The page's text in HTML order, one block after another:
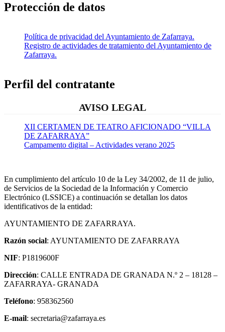
Protección de datos
Política de privacidad del Ayuntamiento de Zafarraya.
Registro de actividades de tratamiento del Ayuntamiento de
Zafarraya.
Perfil del contratante
AVISO LEGAL
XII CERTAMEN DE TEATRO AFICIONADO “VILLA
DE ZAFARRAYA”
Campamento digital – Actividades verano 2025
En cumplimiento del artículo 10 de la Ley 34/2002, de 11 de julio,
de Servicios de la Sociedad de la Información y Comercio
Electrónico (LSSICE) a continuación se detallan los datos
identificativos de la entidad:
AYUNTAMIENTO DE ZAFARRAYA.
Razón social: AYUNTAMIENTO DE ZAFARRAYA
NIF: P1819600F
Dirección: CALLE ENTRADA DE GRANADA N.º 2 – 18128 –
ZAFARRAYA- GRANADA
Teléfono: 958362560
E-mail: secretaria@zafarraya.es